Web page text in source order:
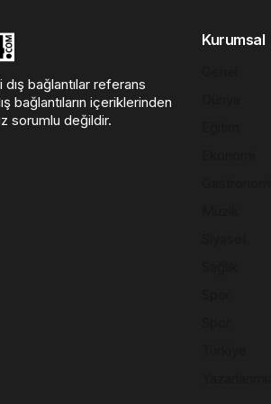
bağlantılar referans
bağlantıların içeriklerinden
sorumlu değildir.
Kurumsal